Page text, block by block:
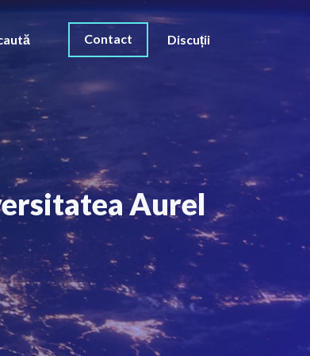
Contact Discuții
Aurel